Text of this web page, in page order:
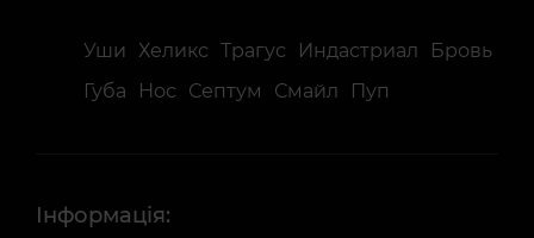
Уши Хеликс Трагус Индастриал
Бровь
Губа
Нос Септум Смайл Пуп
Інформація: